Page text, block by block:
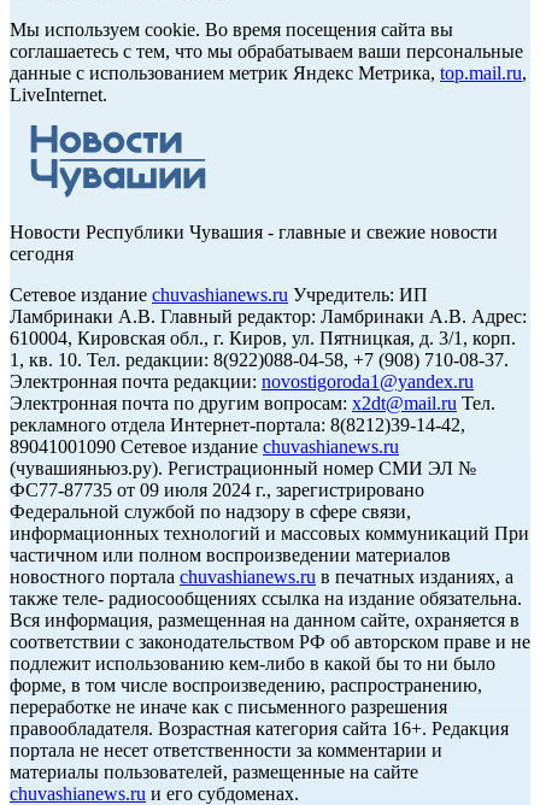
Мы используем cookie. Во время посещения сайта вы
соглашаетесь с тем, что мы обрабатываем ваши персональные
данные с использованием метрик Яндекс Метрика, top.mail.ru,
LiveInternet.
Новости Республики Чувашия - главные и свежие новости
сегодня
Сетевое издание chuvashianews.ru Учредитель: ИП
Ламбринаки А.В. Главный редактор: Ламбринаки А.В. Адрес:
610004, Кировская обл., г. Киров, ул. Пятницкая, д. 3/1, корп.
1, кв. 10. Тел. редакции: 8(922)088-04-58, +7 (908) 710-08-37.
Электронная почта редакции: novostigoroda1@yandex.ru
Электронная почта по другим вопросам: x2dt@mail.ru Тел.
рекламного отдела Интернет-портала: 8(8212)39-14-42,
89041001090 Сетевое издание chuvashianews.ru
(чувашияньюз.ру). Регистрационный номер СМИ ЭЛ №
ФС77-87735 от 09 июля 2024 г., зарегистрировано
Федеральной службой по надзору в сфере связи,
информационных технологий и массовых коммуникаций При
частичном или полном воспроизведении материалов
новостного портала chuvashianews.ru в печатных изданиях, а
также теле- радиосообщениях ссылка на издание обязательна.
Вся информация, размещенная на данном сайте, охраняется в
соответствии с законодательством РФ об авторском праве и не
подлежит использованию кем-либо в какой бы то ни было
форме, в том числе воспроизведению, распространению,
переработке не иначе как с письменного разрешения
правообладателя. Возрастная категория сайта 16+. Редакция
портала не несет ответственности за комментарии и
материалы пользователей, размещенные на сайте
chuvashianews.ru и его субдоменах.